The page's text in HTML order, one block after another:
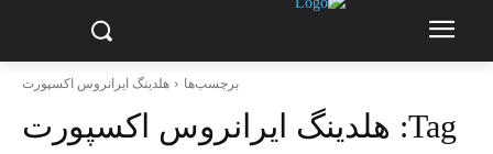
برچسب‌ها هلدینگ ایرانروس اکسپورت
Tag: هلدینگ ایرانروس اکسپورت